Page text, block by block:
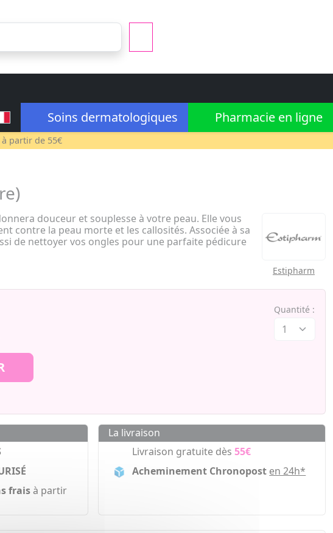
Soins dermatologiques
Pharmacie en ligne
partir de 55€
douceur et souplesse à votre peau. Elle vous
contre la peau morte et les callosités. Associée à sa
de nettoyer vos ongles pour une parfaite pédicure
Estipharm
Quantité :
fraisà partir
La livraison
Livraison gratuite dès55€
Acheminement Chronopost en 24h*